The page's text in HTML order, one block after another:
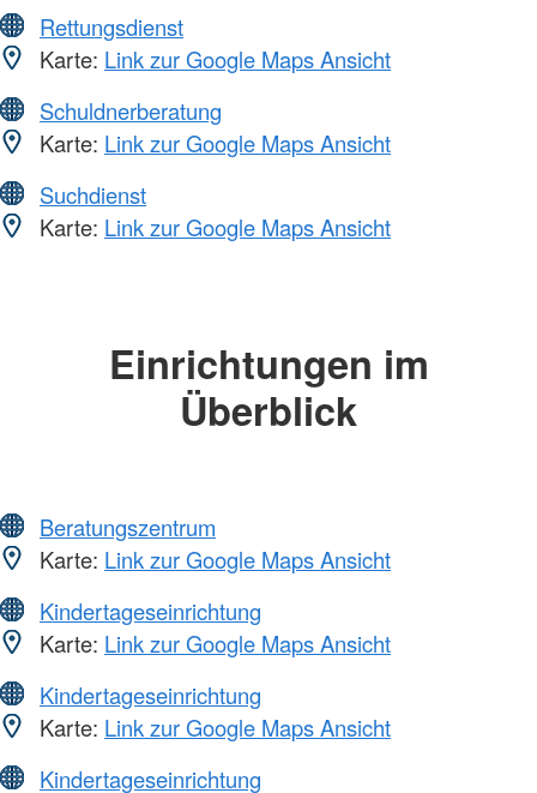
Rettungsdienst
Karte: Link zur Google Maps Ansicht
Schuldnerberatung
Karte: Link zur Google Maps Ansicht
Suchdienst
Karte: Link zur Google Maps Ansicht
Einrichtungen im
Überblick
Beratungszentrum
Karte: Link zur Google Maps Ansicht
Kindertageseinrichtung
Karte: Link zur Google Maps Ansicht
Kindertageseinrichtung
Karte: Link zur Google Maps Ansicht
Kindertageseinrichtung